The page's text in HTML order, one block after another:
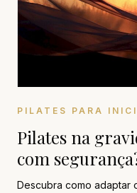
PILATES PARA
Pilates na
com
Descubra como adaptar